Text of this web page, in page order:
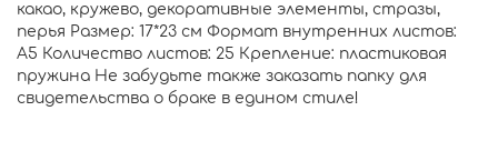
какао, кружево, декоративные элементы, стразы,
перья Размер: 17*23 см Формат внутренних листов:
А5 Количество листов: 25 Крепление: пластиковая
пружина Не забудьте также заказать папку для
свидетельства о браке в едином стиле!